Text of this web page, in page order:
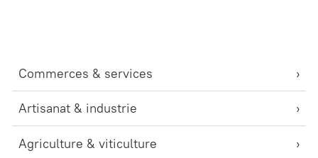
Commerces & services
Artisanat & industrie
Agriculture & viticulture